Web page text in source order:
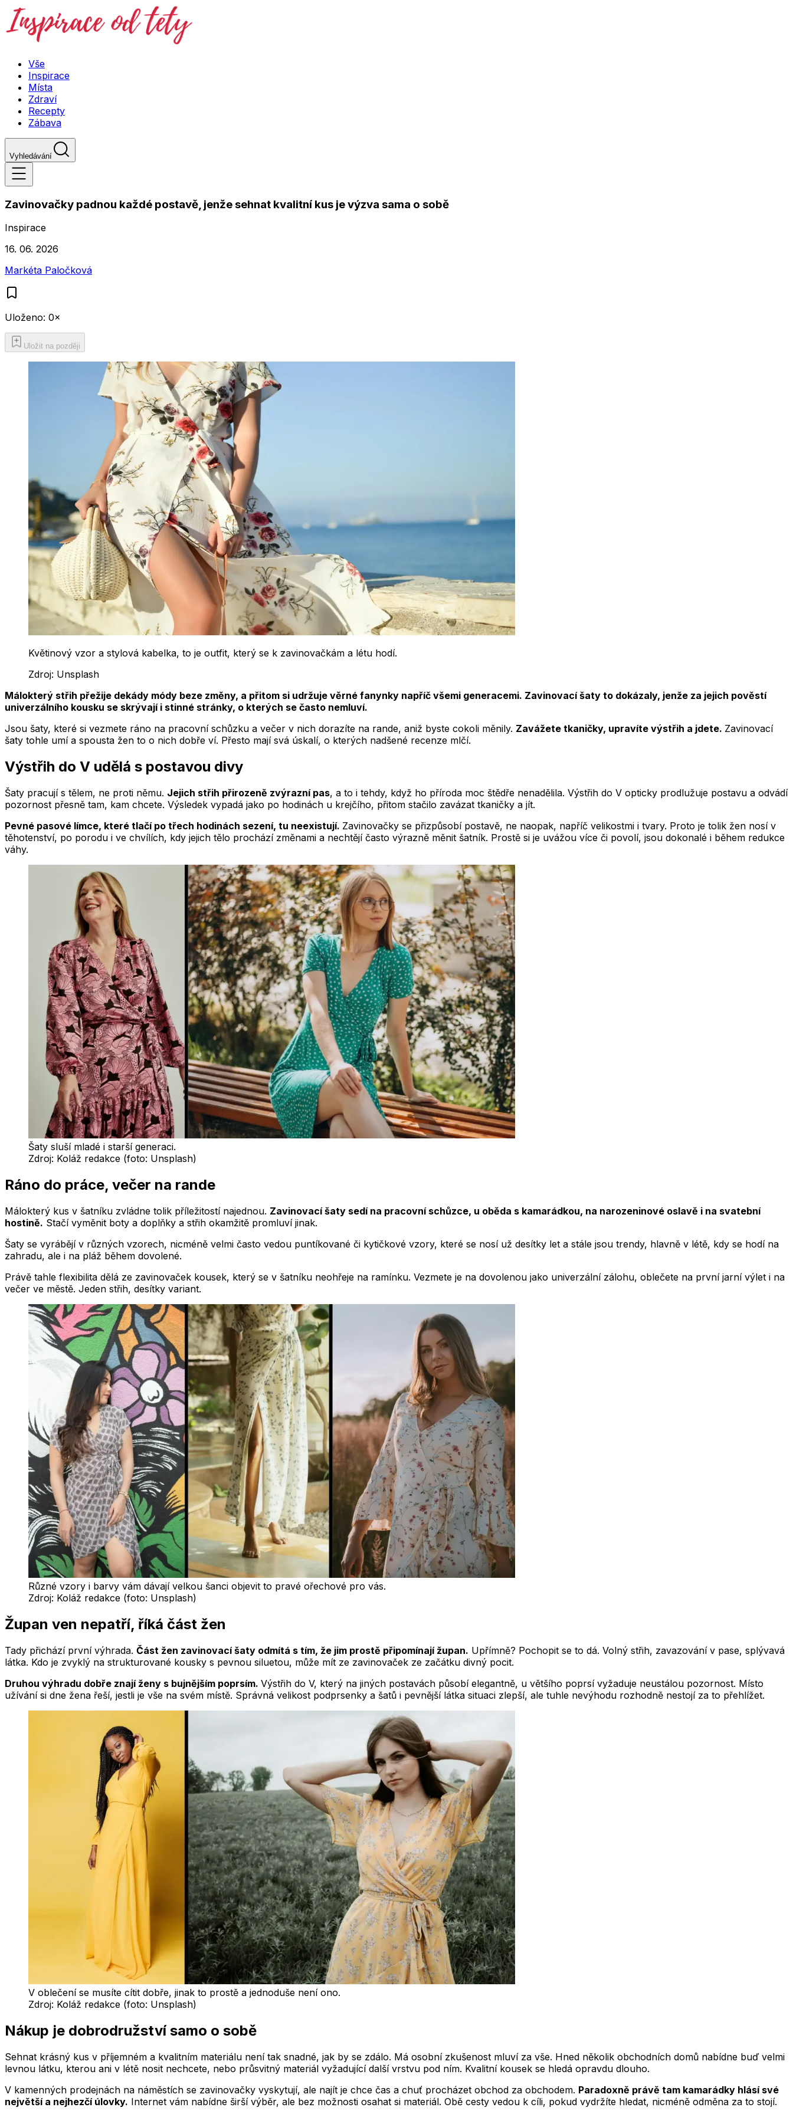
Vše
Inspirace
Místa
Zdraví
Recepty
Zábava
Vyhledávání
Zavinovačky padnou každé postavě, jenže sehnat kvalitní kus je výzva sama o sobě
Inspirace
16. 06. 2026
Markéta Paločková
Uloženo: 0×
Uložit na později
Květinový vzor a stylová kabelka, to je outfit, který se k zavinovačkám a létu hodí.
Zdroj: Unsplash
Málokterý střih přežije dekády módy beze změny, a přitom si udržuje věrné fanynky napříč všemi generacemi. Zavinovací šaty to dokázaly, jenže za jejich pověstí
univerzálního kousku se skrývají i stinné stránky, o kterých se často nemluví.
Jsou šaty, které si vezmete ráno na pracovní schůzku a večer v nich dorazíte na rande, aniž byste cokoli měnily. Zavážete tkaničky, upravíte výstřih a jdete. Zavinovací
šaty tohle umí a spousta žen to o nich dobře ví. Přesto mají svá úskalí, o kterých nadšené recenze mlčí.
Výstřih do V udělá s postavou divy
Šaty pracují s tělem, ne proti němu. Jejich střih přirozeně zvýrazní pas, a to i tehdy, když ho příroda moc štědře nenadělila. Výstřih do V opticky prodlužuje postavu a odvádí
pozornost přesně tam, kam chcete. Výsledek vypadá jako po hodinách u krejčího, přitom stačilo zavázat tkaničky a jít.
Pevné pasové límce, které tlačí po třech hodinách sezení, tu neexistují. Zavinovačky se přizpůsobí postavě, ne naopak, napříč velikostmi i tvary. Proto je tolik žen nosí v
těhotenství, po porodu i ve chvílích, kdy jejich tělo prochází změnami a nechtějí často výrazně měnit šatník. Prostě si je uvážou více či povolí, jsou dokonalé i během redukce
váhy.
Šaty sluší mladé i starší generaci.
Zdroj: Koláž redakce (foto: Unsplash)
Ráno do práce, večer na rande
Málokterý kus v šatníku zvládne tolik příležitostí najednou. Zavinovací šaty sedí na pracovní schůzce, u oběda s kamarádkou, na narozeninové oslavě i na svatební
hostině. Stačí vyměnit boty a doplňky a střih okamžitě promluví jinak.
Šaty se vyrábějí v různých vzorech, nicméně velmi často vedou puntíkované či kytičkové vzory, které se nosí už desítky let a stále jsou trendy, hlavně v létě, kdy se hodí na
zahradu, ale i na pláž během dovolené.
Právě tahle flexibilita dělá ze zavinovaček kousek, který se v šatníku neohřeje na ramínku. Vezmete je na dovolenou jako univerzální zálohu, oblečete na první jarní výlet i na
večer ve městě. Jeden střih, desítky variant.
Různé vzory i barvy vám dávají velkou šanci objevit to pravé ořechové pro vás.
Zdroj: Koláž redakce (foto: Unsplash)
Župan ven nepatří, říká část žen
Tady přichází první výhrada. Část žen zavinovací šaty odmítá s tím, že jim prostě připomínají župan. Upřímně? Pochopit se to dá. Volný střih, zavazování v pase, splývavá
látka. Kdo je zvyklý na strukturované kousky s pevnou siluetou, může mít ze zavinovaček ze začátku divný pocit.
Druhou výhradu dobře znají ženy s bujnějším poprsím. Výstřih do V, který na jiných postavách působí elegantně, u většího poprsí vyžaduje neustálou pozornost. Místo
užívání si dne žena řeší, jestli je vše na svém místě. Správná velikost podprsenky a šatů i pevnější látka situaci zlepší, ale tuhle nevýhodu rozhodně nestojí za to přehlížet.
V oblečení se musíte cítit dobře, jinak to prostě a jednoduše není ono.
Zdroj: Koláž redakce (foto: Unsplash)
Nákup je dobrodružství samo o sobě
Sehnat krásný kus v příjemném a kvalitním materiálu není tak snadné, jak by se zdálo. Má osobní zkušenost mluví za vše. Hned několik obchodních domů nabídne buď velmi
levnou látku, kterou ani v létě nosit nechcete, nebo průsvitný materiál vyžadující další vrstvu pod ním. Kvalitní kousek se hledá opravdu dlouho.
V kamenných prodejnách na náměstích se zavinovačky vyskytují, ale najít je chce čas a chuť procházet obchod za obchodem. Paradoxně právě tam kamarádky hlásí své
největší a nejhezčí úlovky. Internet vám nabídne širší výběr, ale bez možnosti osahat si materiál. Obě cesty vedou k cíli, pokud vydržíte hledat, nicméně odměna za to stojí.